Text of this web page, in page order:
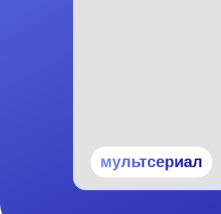
мультсериал